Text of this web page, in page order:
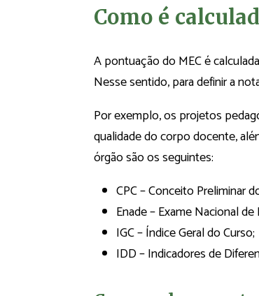
Como é
A pontuação do MEC é
Nesse sentido, para definir a
Por exemplo, os projetos
qualidade do corpo docente,
órgão são os seguintes:
CPC – Conceito Preliminar
Enade – Exame Nacional
IGC – Índice Geral do Curso;
IDD – Indicadores de